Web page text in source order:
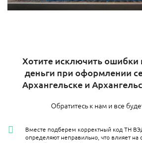
Хотите исключить ошибки
деньги при оформлении
Архангельске и
Обратитесь к нам и все
Вместе подберем корректный код ТН
определяют неправильно, что влияет на